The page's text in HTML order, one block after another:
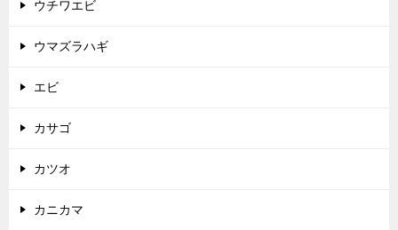
ウチワエビ
ウマズラハギ
エビ
カサゴ
カツオ
カニカマ